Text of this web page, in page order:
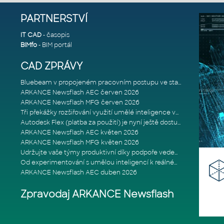
PARTNERSTVÍ
IT CAD- časopis
BIMfo- BIM portál
CAD ZPRÁVY
Bluebeam v propojeném pracovním postupu ve stavebnictví: Proč je int
ARKANCE Newsflash AEC červen 2026
ARKANCE Newsflash MFG červen 2026
Tři překážky rozšiřování využití umělé inteligence ve stavebním prům
Autodesk Flex (platba za použití) je nyní ještě dostupnější
ARKANCE Newsflash AEC květen 2026
ARKANCE Newsflash MFG květen 2026
Udržujte vaše týmy produktivní díky podpoře vedené odborníky
Od experimentování s umělou inteligencí k reálnému dopadu na podniká
ARKANCE Newsflash AEC duben 2026
Zpravodaj ARKANCE Newsflash